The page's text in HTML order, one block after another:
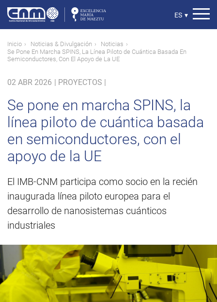
contenido
principal
Select
ES ▾
Ruta
de
Inicio Noticias & Divulgación
Noticias
Se Pone En Marcha SPINS, La Línea Piloto de Cuántica Basada En
Semiconductores, Con El Apoyo de La UE
02 ABR 2026 | PROYECTOS |
Se pone en marcha SPINS, la
línea piloto de cuántica basada
en semiconductores, con el
apoyo de la UE
El IMB-CNM participa como socio en la recién
inaugurada línea piloto europea para el
desarrollo de nanosistemas cuánticos
industriales